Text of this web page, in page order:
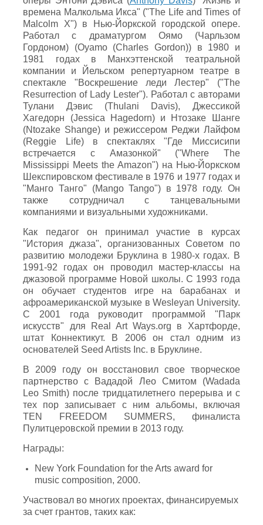
времена Малкольма Икса" ("The Life and Times of
Malcolm X") в Нью-Йоркской городской опере.
Работал с драматургом Оямо (Чарльзом
Гордоном) (Oyamo (Charles Gordon)) в 1980 и
1981 годах в Манхэттенской театральной
компании и Йельском репертуарном театре в
спектакле "Воскрешение леди Лестер" ("The
Resurrection of Lady Lester"). Работал с авторами
Тулани Дэвис (Thulani Davis), Джессикой
Хагедорн (Jessica Hagedorn) и Нтозаке Шанге
(Ntozake Shange) и режиссером Реджи Лайфом
(Reggie Life) в спектаклях "Где Миссисипи
встречается с Амазонкой" ("Where The
Mississippi Meets the Amazon") на Нью-Йоркском
Шекспировском фестивале в 1976 и 1977 годах и
"Манго Танго" (Mango Tango") в 1978 году. Он
также сотрудничал с танцевальными
компаниями и визуальными художниками.
Как педагог он принимал участие в курсах
"История джаза", организованных Советом по
развитию молодежи Бруклина в 1980-х годах. В
1991-92 годах он проводил мастер-классы на
джазовой программе Новой школы. С 1993 года
он обучает студентов игре на барабанах и
афроамериканской музыке в Wesleyan University.
С 2001 года руководит программой "Парк
искусств" для Real Art Ways.org в Хартфорде,
штат Коннектикут. В 2006 он стал одним из
основателей Seed Artists Inc. в Бруклине.
В 2009 году он восстановил свое творческое
партнерство с Вададой Лео Смитом (Wadada
Leo Smith) после тридцатилетнего перерыва и с
тех пор записывает с ним альбомы, включая
TEN FREEDOM SUMMERS, финалиста
Пулитцеровской премии в 2013 году.
Награды:
New York Foundation for the Arts award for
music composition, 2000.
Участвовал во многих проектах, финансируемых
за счет грантов, таких как: